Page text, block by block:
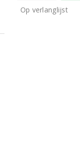
Op verlanglijst